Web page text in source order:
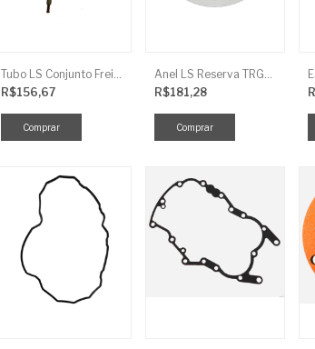
Tubo LS Conjunto Freio LD F G670
R$156,67
Anel LS Reserva TRG826
R$181,28